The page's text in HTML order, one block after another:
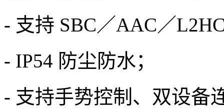
- 支持 SBC／AAC／
- IP54 防尘防水；
- 支持手势控制、双设备